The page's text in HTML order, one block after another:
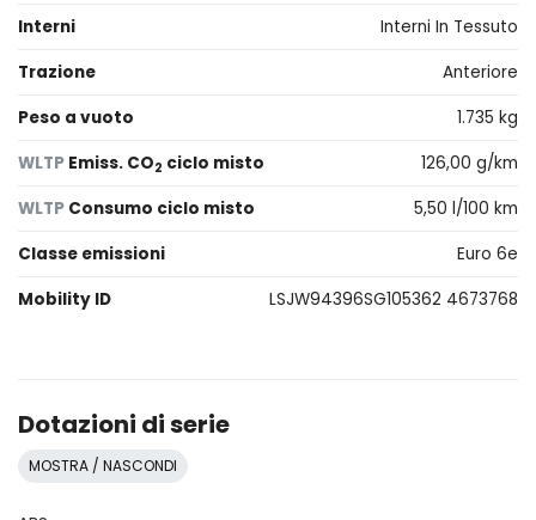
Interni
Interni In Tessuto
Trazione
Anteriore
Peso a vuoto
1.735 kg
WLTP Emiss. CO2 ciclo misto
126,00 g/km
WLTP Consumo ciclo misto
5,50 l/100 km
Classe emissioni
Euro 6e
Mobility ID
LSJW94396SG105362 4673768
Dotazioni di serie
MOSTRA / NASCONDI